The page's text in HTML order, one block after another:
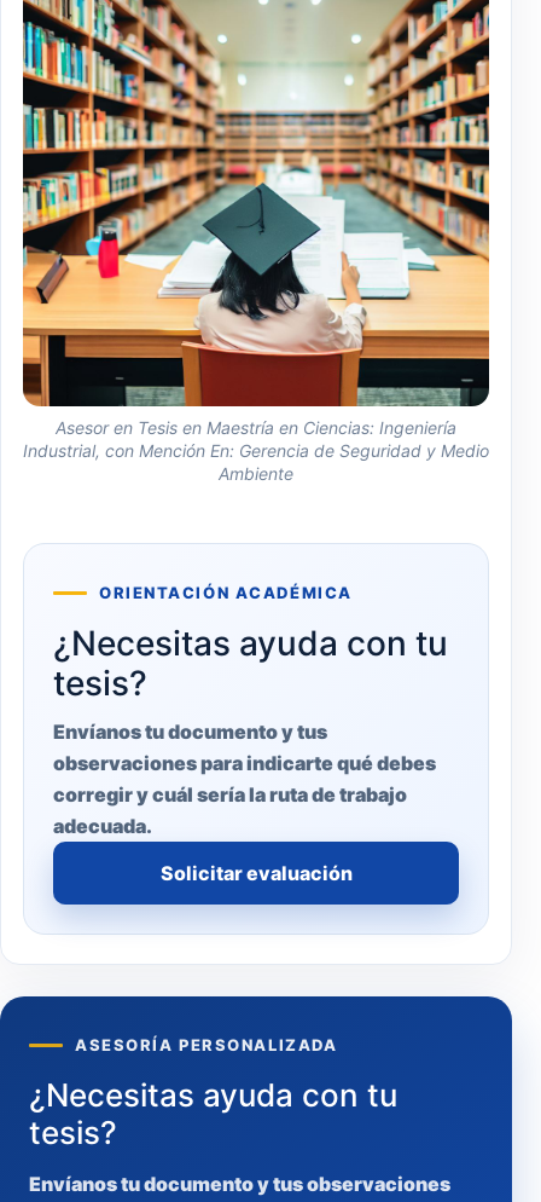
Asesor en Tesis en Maestría en Ciencias: Ingeniería
Industrial, con Mención En: Gerencia de Seguridad y Medio
Ambiente
ORIENTACIÓN ACADÉMICA
¿Necesitas ayuda con tu
tesis?
Envíanos tu documento y tus
observaciones para indicarte qué debes
corregir y cuál sería la ruta de trabajo
adecuada.
Solicitar evaluación
ASESORÍA PERSONALIZADA
¿Necesitas ayuda con tu
tesis?
Envíanos tu documento y tus observaciones